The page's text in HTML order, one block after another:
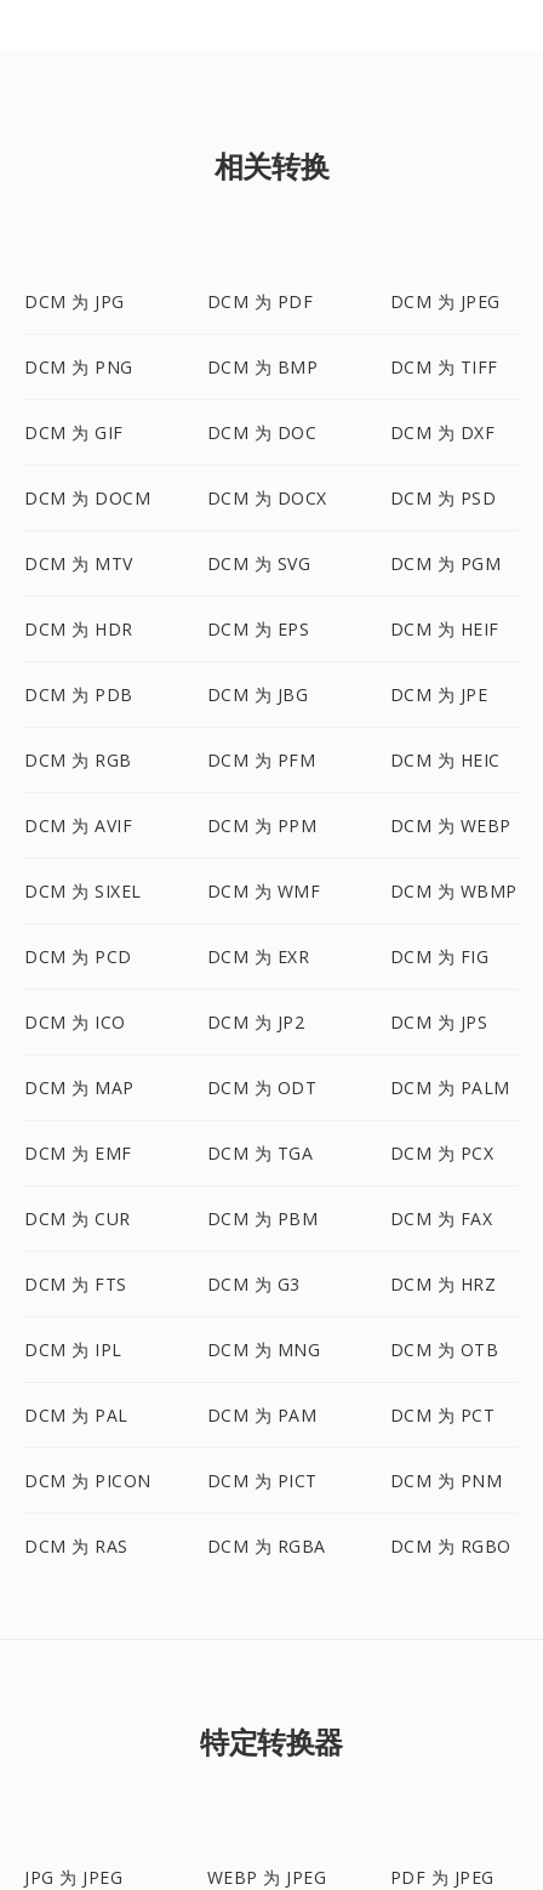
相关转换
DCM 为 JPG DCM 为 PDF DCM 为 JPEG
DCM 为 PNG DCM 为 BMP DCM 为 TIFF
DCM 为 GIF DCM 为 DOC DCM 为 DXF
DCM 为 DOCM DCM 为 DOCX DCM 为 PSD
DCM 为 MTV DCM 为 SVG DCM 为 PGM
DCM 为 HDR DCM 为 EPS DCM 为 HEIF
DCM 为 PDB DCM 为 JBG DCM 为 JPE
DCM 为 RGB DCM 为 PFM DCM 为 HEIC
DCM 为 AVIF DCM 为 PPM DCM 为 WEBP
DCM 为 SIXEL DCM 为 WMF DCM 为 WBMP
DCM 为 PCD DCM 为 EXR DCM 为 FIG
DCM 为 ICO DCM 为 JP2 DCM 为 JPS
DCM 为 MAP DCM 为 ODT DCM 为 PALM
DCM 为 EMF DCM 为 TGA DCM 为 PCX
DCM 为 CUR DCM 为 PBM DCM 为 FAX
DCM 为 FTS DCM 为 G3 DCM 为 HRZ
DCM 为 IPL DCM 为 MNG DCM 为 OTB
DCM 为 PAL DCM 为 PAM DCM 为 PCT
DCM 为 PICON DCM 为 PICT DCM 为 PNM
DCM 为 RAS DCM 为 RGBA DCM 为 RGBO
特定转换器
JPG 为 JPEG WEBP 为 JPEG PDF 为 JPEG